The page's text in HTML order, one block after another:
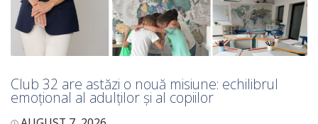
Club 32 are astăzi o nouă misiune: echilibrul
emoțional al adulților și al copiilor